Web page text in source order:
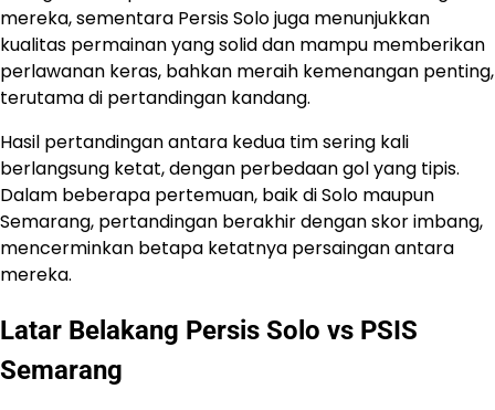
mereka, sementara Persis Solo juga menunjukkan
kualitas permainan yang solid dan mampu memberikan
perlawanan keras, bahkan meraih kemenangan penting,
terutama di pertandingan kandang.
Hasil pertandingan antara kedua tim sering kali
berlangsung ketat, dengan perbedaan gol yang tipis.
Dalam beberapa pertemuan, baik di Solo maupun
Semarang, pertandingan berakhir dengan skor imbang,
mencerminkan betapa ketatnya persaingan antara
mereka.
Latar Belakang Persis Solo vs PSIS
Semarang